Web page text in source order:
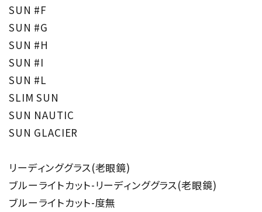
SUN #F
SUN #G
SUN #H
SUN #I
SUN #L
SLIM SUN
SUN NAUTIC
SUN GLACIER
リーディンググラス(老眼鏡)
ブルーライトカット-リーディンググラス(老眼鏡)
ブルーライトカット-度無